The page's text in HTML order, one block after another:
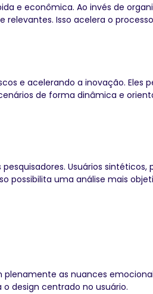
e econômica. Ao invés de
Isso acelera o
e acelerando a inovação. Eles
de forma dinâmica e
Usuários sintéticos,
possibilita uma análise mais
as nuances
design centrado no usuário.